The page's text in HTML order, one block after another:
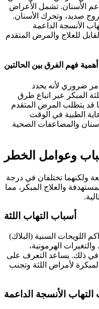
الأسنان. تشمل الأعراض
صديد، وتحرك الأسنان.
الأنسجة الداعمة
للعلاج والمرض المتقدم
أهمية فهم الفرق بين الحالتين
ضروري لأنه يحدد
المبكر عبر اتباع طرق
قد يتطلب المرض المتقدم
الطبية في الوقت
والمضاعفات الصحية
وعوامل الخطر
ولكنهما تختلفان في درجة
والعلاج المبكر، مما
أسباب التهاب اللثة
اللويحات السنية (البلاك)
الهرمونية،
في ذلك. يساعد التعرف على
لأمراض اللثة وتجنب
التهاب الأنسجة الداعمة